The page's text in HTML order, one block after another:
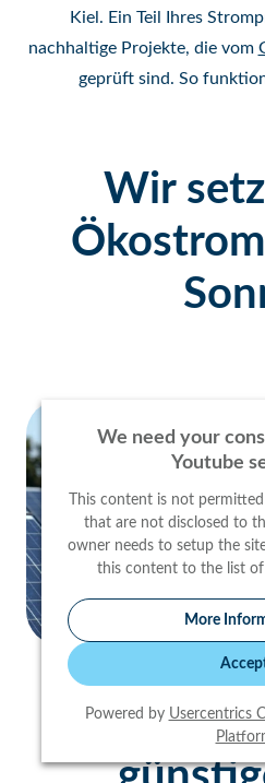
Kiel. Ein Teil Ihres
nachhaltige Projekte, die vom
geprüft sind. So
Wir
We need your
Youtube
This content is not
that are not disclosed to
owner needs to setup the
this content to the list of
More
Powered by Usercentrics
Erdgas in